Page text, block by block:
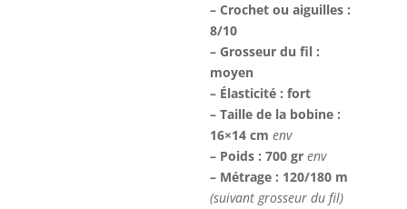
– Crochet ou aiguilles :
8/10
– Grosseur du fil :
moyen
– Élasticité : fort
– Taille de la bobine :
16×14 cmenv
– Poids : 700 grenv
– Métrage : 120/180 m
(suivant grosseur du fil)